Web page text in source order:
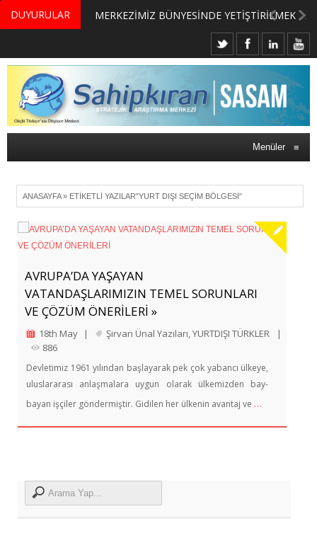
DUYURULAR MERKEZİMİZ BÜNYESİNDE YETİŞTİRİLMEK ÜZERE GÖNÜLLÜ ÜLKE MASASI UZMANI VE UZMAN ADAYLARI ARIYORUZ
Menüler ≡
ANASAYFA» ETIKETLI YAZILAR"YURT DIŞI SEÇIM BÖLGESI"
AVRUPA’DA YAŞAYAN
VATANDAŞLARIMIZIN TEMEL SORUNLARI
VE ÇÖZÜM ÖNERİLERİ »
18th May | Şirvan Ünal Yazıları YURTDIŞI TÜRKLER
|
886
Devletimiz 1961 yılından başlayarak pek çok yabancı ülkeye,
uluslararası anlaşmalara uygun olarak ülkemizden bay-
bayan işçiler göndermiştir. Gidilen her ülkenin avantaj ve …